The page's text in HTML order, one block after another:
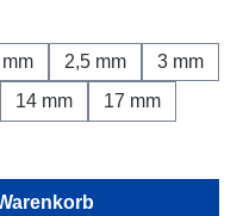
2,5 mm
3 mm
14 mm
17 mm
Wert ein